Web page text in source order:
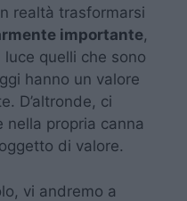
realtà trasformarsi
importante,
quelli che sono
hanno un valore
D’altronde, ci
nella propria canna
di valore.
vi andremo a